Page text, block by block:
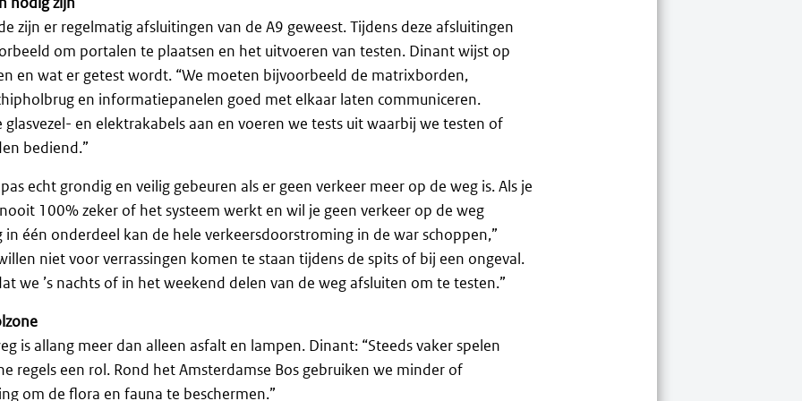
zijn er regelmatig afsluitingen van de A9 geweest. Tijdens deze afsluitingen
om portalen te plaatsen en het uitvoeren van testen. Dinant wijst op
en wat er getest wordt. “We moeten bijvoorbeeld de matrixborden,
en informatiepanelen goed met elkaar laten communiceren.
glasvezel- en elektrakabels aan en voeren we tests uit waarbij we testen of
bediend.”
echt grondig en veilig gebeuren als er geen verkeer meer op de weg is. Als je
100% zeker of het systeem werkt en wil je geen verkeer op de weg
in één onderdeel kan de hele verkeersdoorstroming in de war schoppen,”
niet voor verrassingen komen te staan tijdens de spits of bij een ongeval.
we ’s nachts of in het weekend delen van de weg afsluiten om te testen.”
is allang meer dan alleen asfalt en lampen. Dinant: “Steeds vaker spelen
regels een rol. Rond het Amsterdamse Bos gebruiken we minder of
om de flora en fauna te beschermen.”